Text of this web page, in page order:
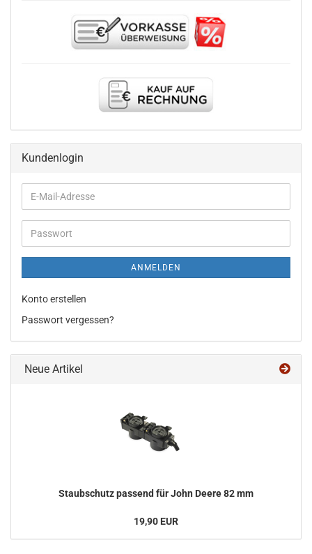
Kundenlogin
E-
Mail-
Adresse
Passwort
ANMELDEN
Konto erstellen
Passwort vergessen?
Neue Artikel
Staub­schutz pas­send für John Deere 82 mm
19,90 EUR